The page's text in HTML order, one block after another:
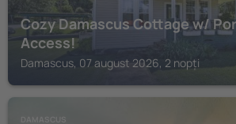
Cozy Damascus Cottage w/
Access!
Damascus, 07 august 2026, 2 nopți
DAMASCUS